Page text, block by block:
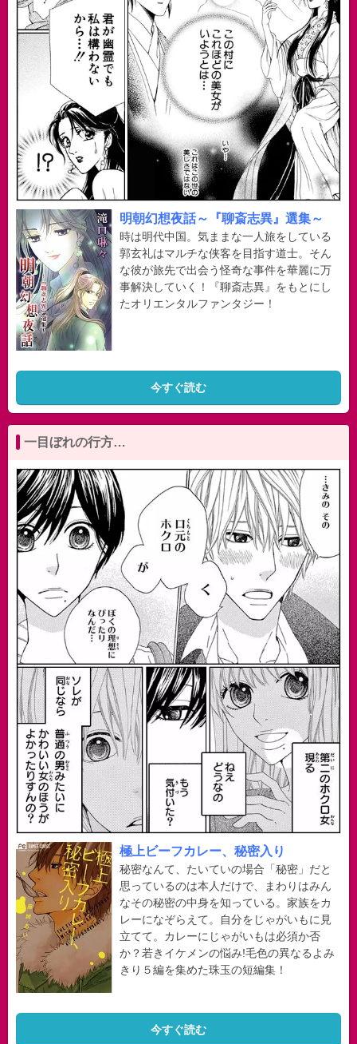
明朝幻想夜話～『聊斎志異』選集～
時は明代中国。気ままな一人旅をしている
郭玄礼はマルチな侠客を目指す道士。そん
な彼が旅先で出会う怪奇な事件を華麗に万
事解決していく！『聊斎志異』をもとにし
たオリエンタルファンタジー！
今すぐ読む
一目ぼれの行方…
極上ビーフカレー、秘密入り
秘密なんて、たいていの場合「秘密」だと
思っているのは本人だけで、まわりはみん
なその秘密の中身を知っている。家族をカ
レーになぞらえて。自分をじゃがいもに見
立てて。カレーにじゃがいもは必須か否
か？若きイケメンの悩み!毛色の異なるよみ
きり５編を集めた珠玉の短編集！
今すぐ読む